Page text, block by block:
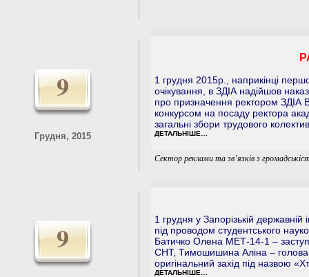
9
Грудня, 2015
1 грудня 2015p., наприкінці
очікування, в ЗДІА надійшов
про призначення ректором ЗДІА
конкурсом на посаду ректора
загальні збори трудового
ДЕТАЛЬНІШЕ…
Сектор реклами та зв’язків з
9
1 грудня у Запорізькій
під проводом студентського
Батичко Олена МЕТ-14-1 –
СНТ, Тимошишина Аліна –
оригінальний захід під назвою
ДЕТАЛЬНІШЕ…